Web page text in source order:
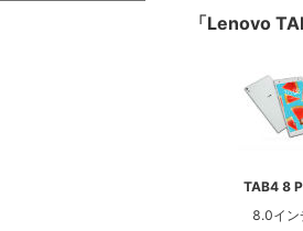
「Lenovo
TAB4 8
8.0イン